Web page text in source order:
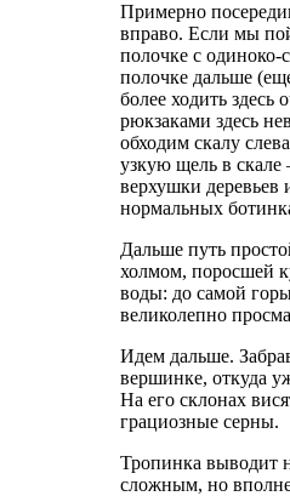
Примерно
вправо. Если мы
полочке с
полочке дальше
более ходить здесь
рюкзаками здесь
обходим скалу
узкую щель в
верхушки деревьев
нормальных
Дальше путь
холмом, поросшей
воды: до самой
великолепно
Идем дальше.
вершинке, откуда
На его склонах
грациозные серны.
Тропинка выводит
сложным, но